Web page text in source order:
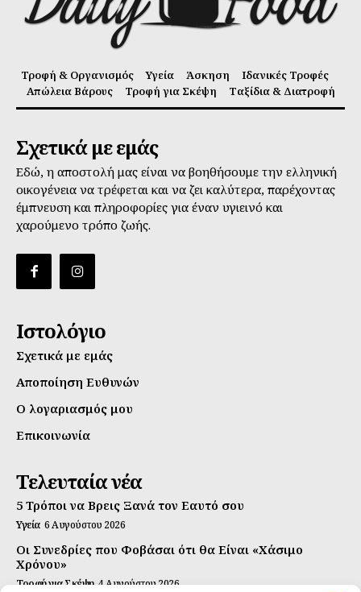
Τροφή & Οργανισμός Υγεία Άσκηση
Ιδανικές Τροφές
Απώλεια Βάρους
Τροφή για Σκέψη Ταξίδια & Διατροφή
Σχετικά με εμάς
Εδώ, η αποστολή μας είναι να βοηθήσουμε την ελληνική
οικογένεια να τρέφεται και να ζει καλύτερα, παρέχοντας
έμπνευση και πληροφορίες για έναν υγιεινό και
χαρούμενο τρόπο ζωής.
Ιστολόγιο
Σχετικά με εμάς
Αποποίηση Ευθυνών
Ο λογαριασμός μου
Επικοινωνία
Τελευταία νέα
5 Τρόποι να Βρεις Ξανά τον Εαυτό σου
Υγεία 6 Αυγούστου 2026
Οι Συνεδρίες που Φοβάσαι ότι θα Είναι «Χάσιμο
Χρόνου»
Τροφή για Σκέψη 4 Αυγούστου 2026